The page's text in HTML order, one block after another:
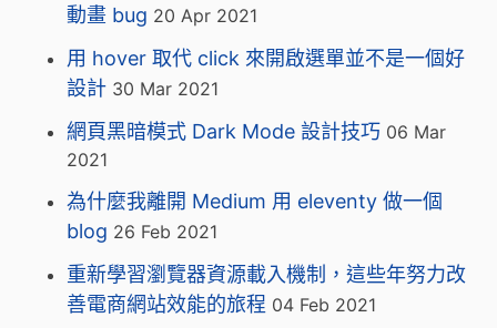
動畫 bug 20 Apr 2021
用 hover 取代 click 來開啟選單並不是一個好
設計 30 Mar 2021
網頁黑暗模式 Dark Mode 設計技巧 06 Mar
2021
為什麼我離開 Medium 用 eleventy 做一個
blog 26 Feb 2021
重新學習瀏覽器資源載入機制，這些年努力改
善電商網站效能的旅程 04 Feb 2021